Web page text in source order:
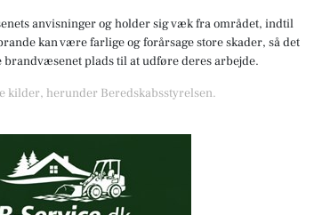
anvisninger og holder sig væk fra området, indtil
kan være farlige og forårsage store skader, så det
plads til at udføre deres arbejde.
kilder, herunder Beredskabsstyrelsen.